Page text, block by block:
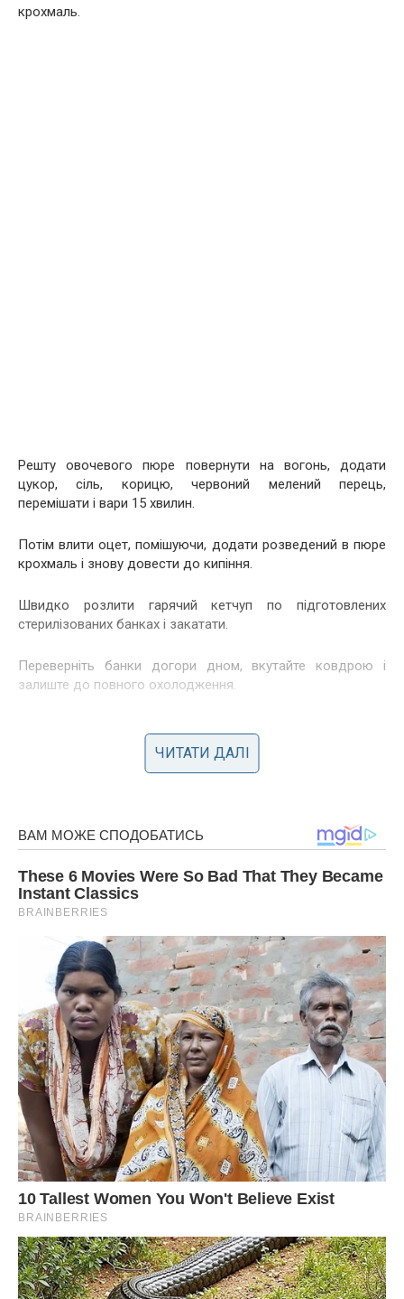
крохмаль.
Решту овочевого пюре повернути на вогонь, додати
цукор, сіль, корицю, червоний мелений перець,
перемішати і вари 15 хвилин.
Потім влити оцет, помішуючи, додати розведений в пюре
крохмаль і знову довести до кипіння.
Швидко розлити гарячий кетчуп по підготовлених
стерилізованих банках і закатати.
Переверніть банки догори дном, вкутайте ковдрою і
залиште до повного охолодження.
Передрук без посилання на Ibilingua.com. заборонено.
Фото ілюстративне, з вільних джерел, Ютуб.
ЧИТАТИ ДАЛІ